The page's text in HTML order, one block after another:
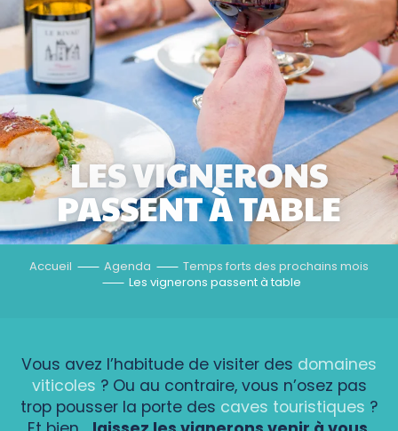
LES VIGNERONS
PASSENT À TABLE
Accueil Agenda
Temps forts des prochains mois
Les vignerons passent à table
Vous avez l’habitude de visiter des domaines
viticoles ? Ou au contraire, vous n’osez pas
trop pousser la porte des caves touristiques ?